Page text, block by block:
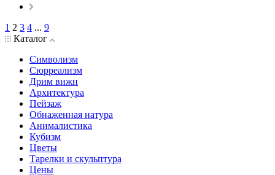
1 2 3 4 ... 9
Каталог
Символизм
Сюрреализм
Дрим вижн
Архитектура
Пейзаж
Обнаженная натура
Анималистика
Кубизм
Цветы
Тарелки и скульптура
Цены